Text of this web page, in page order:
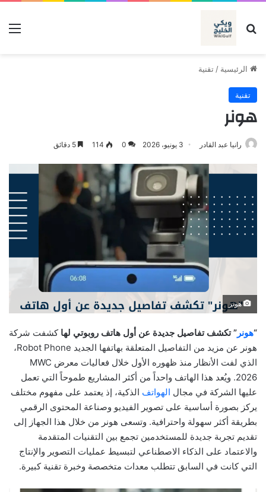
بحث عن
الرئيسية / تقنية
تقنية
هونر
رانيا عبد القادر 3 يونيو، 2026 0
114
هونر
“هونر ” تكشف تفاصيل جديدة عن أول هاتف روبوتي لهاكشفت شركة
هونر عن مزيد من التفاصيل المتعلقة بهاتفها الجديد Robot Phone،
الذي لفت الأنظار منذ ظهوره الأول خلال فعاليات معرض MWC
2026. ويُعد هذا الهاتف واحداً من أكثر المشاريع طموحاً التي تعمل
عليها الشركة في مجال الهواتف الذكية، إذ يعتمد على مفهوم مختلف
يركز بصورة أساسية على تصوير الفيديو وصناعة المحتوى الرقمي
بطريقة أكثر سهولة واحترافية. وتسعى هونر من خلال هذا الجهاز إلى
تقديم تجربة جديدة للمستخدمين تجمع بين التقنيات المتقدمة
والاعتماد على الذكاء الاصطناعي لتبسيط عمليات التصوير والإنتاج
التي كانت في السابق تتطلب معدات متخصصة وخبرة تقنية كبيرة.